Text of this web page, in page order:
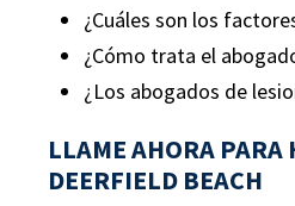
¿Cuáles son los
¿Cómo trata el
¿Los abogados de
LLAME AHORA PARA
DEERFIELD BEACH